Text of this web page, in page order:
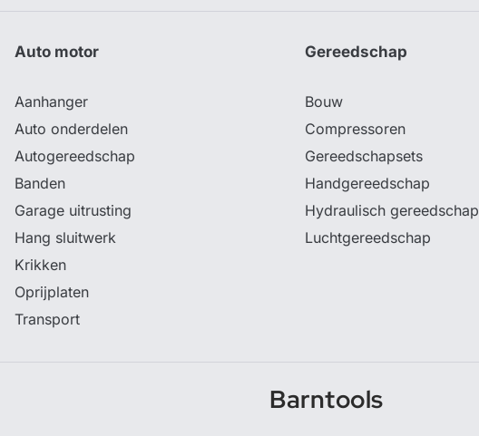
Auto motor
Aanhanger
Auto onderdelen
Autogereedschap
Banden
Garage uitrusting
Hang sluitwerk
Krikken
Oprijplaten
Transport
Gereedschap
Bouw
Compressoren
Gereedschapsets
Handgereedschap
Hydraulisch gereedschap
Luchtgereedschap
Barntools